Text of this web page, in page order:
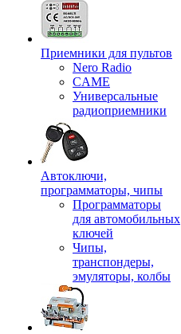
Приемники для пультов
Nero Radio
CAME
Универсальные
радиоприемники
Автоключи,
программаторы, чипы
Программаторы
для автомобильных
ключей
Чипы,
транспондеры,
эмуляторы, колбы